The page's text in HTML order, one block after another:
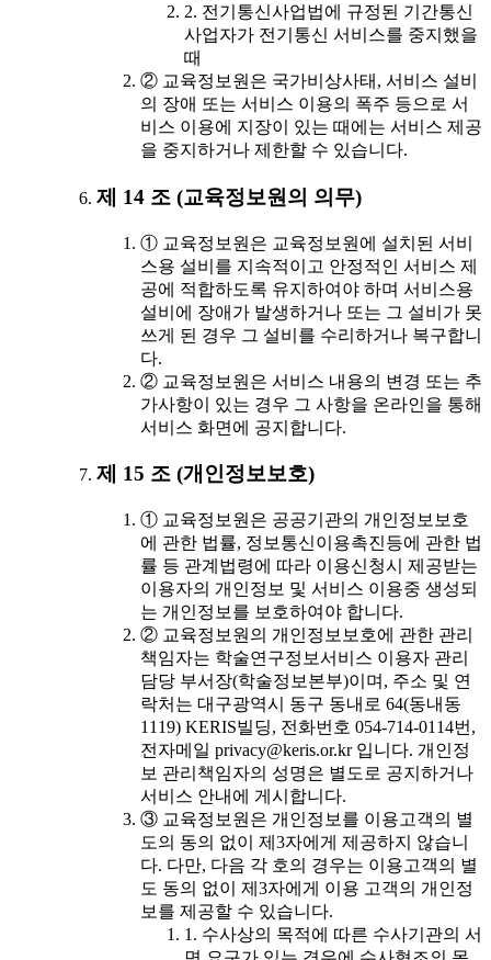
2. 전기통신사업법에 규정된 기간통신
사업자가 전기통신 서비스를 중지했을
때
② 교육정보원은 국가비상사태, 서비스 설비
의 장애 또는 서비스 이용의 폭주 등으로 서
비스 이용에 지장이 있는 때에는 서비스 제공
을 중지하거나 제한할 수 있습니다.
제 14 조 (교육정보원의 의무)
① 교육정보원은 교육정보원에 설치된 서비
스용 설비를 지속적이고 안정적인 서비스 제
공에 적합하도록 유지하여야 하며 서비스용
설비에 장애가 발생하거나 또는 그 설비가 못
쓰게 된 경우 그 설비를 수리하거나 복구합니
다.
② 교육정보원은 서비스 내용의 변경 또는 추
가사항이 있는 경우 그 사항을 온라인을 통해
서비스 화면에 공지합니다.
제 15 조 (개인정보보호)
① 교육정보원은 공공기관의 개인정보보호
에 관한 법률, 정보통신이용촉진등에 관한 법
률 등 관계법령에 따라 이용신청시 제공받는
이용자의 개인정보 및 서비스 이용중 생성되
는 개인정보를 보호하여야 합니다.
② 교육정보원의 개인정보보호에 관한 관리
책임자는 학술연구정보서비스 이용자 관리
담당 부서장(학술정보본부)이며, 주소 및 연
락처는 대구광역시 동구 동내로 64(동내동
1119) KERIS빌딩, 전화번호 054-714-0114번,
전자메일 privacy@keris.or.kr 입니다. 개인정
보 관리책임자의 성명은 별도로 공지하거나
서비스 안내에 게시합니다.
③ 교육정보원은 개인정보를 이용고객의 별
도의 동의 없이 제3자에게 제공하지 않습니
다. 다만, 다음 각 호의 경우는 이용고객의 별
도 동의 없이 제3자에게 이용 고객의 개인정
보를 제공할 수 있습니다.
1. 수사상의 목적에 따른 수사기관의 서